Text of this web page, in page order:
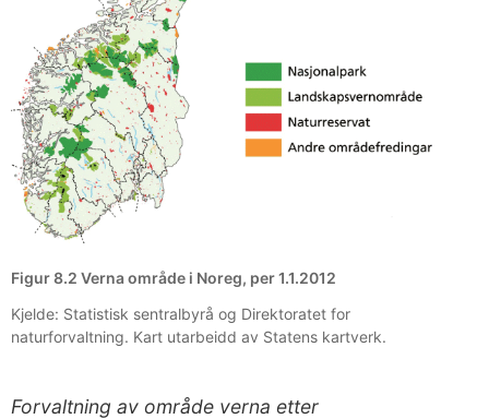
Figur 8.2 Verna område i Noreg, per 1.1.2012
Kjelde: Statistisk sentralbyrå og Direktoratet for
naturforvaltning. Kart utarbeidd av Statens kartverk.
Forvaltning av område verna etter